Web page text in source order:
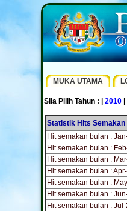
MUKA UTAMA
Sila Pilih Tahun : | 2010|
Statistik Hits Semakan
Hit semakan bulan :
Hit semakan bulan :
Hit semakan bulan :
Hit semakan bulan :
Hit semakan bulan :
Hit semakan bulan :
Hit semakan bulan :